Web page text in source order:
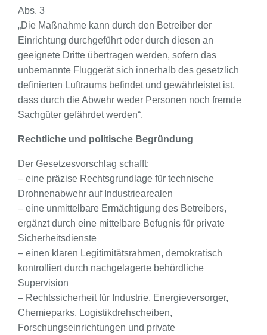
Abs. 3
„Die Maßnahme kann durch den Betreiber der
Einrichtung durchgeführt oder durch diesen an
geeignete Dritte übertragen werden, sofern das
unbemannte Fluggerät sich innerhalb des gesetzlich
definierten Luftraums befindet und gewährleistet ist,
dass durch die Abwehr weder Personen noch fremde
Sachgüter gefährdet werden“.
Rechtliche und politische Begründung
Der Gesetzesvorschlag schafft:
– eine präzise Rechtsgrundlage für technische
Drohnenabwehr auf Industriearealen
– eine unmittelbare Ermächtigung des Betreibers,
ergänzt durch eine mittelbare Befugnis für private
Sicherheitsdienste
– einen klaren Legitimitätsrahmen, demokratisch
kontrolliert durch nachgelagerte behördliche
Supervision
– Rechtssicherheit für Industrie, Energieversorger,
Chemieparks, Logistikdrehscheiben,
Forschungseinrichtungen und private